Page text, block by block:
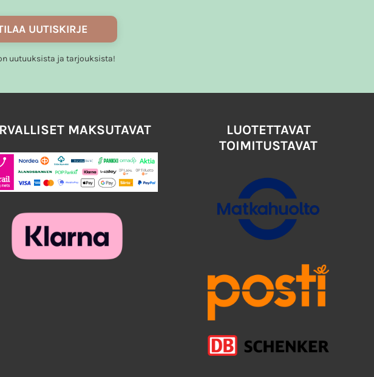
UUTISKIRJE
uutuuksista ja tarjouksista!
MAKSUTAVAT
LUOTETTAVAT
TOIMITUSTAVAT